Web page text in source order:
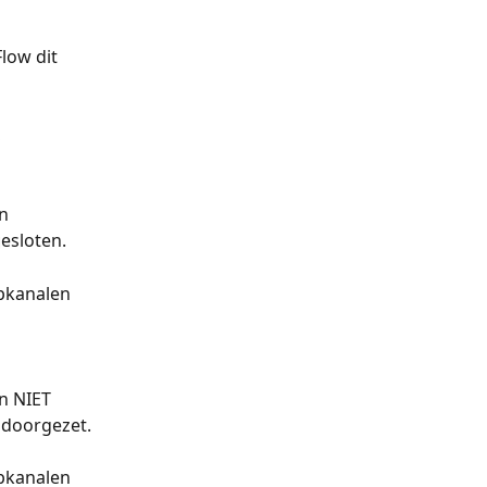
dit
NIET